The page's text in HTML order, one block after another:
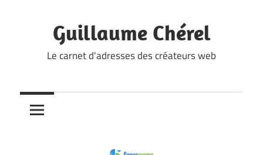
Guillaume Chérel
Le carnet d'adresses des créateurs web